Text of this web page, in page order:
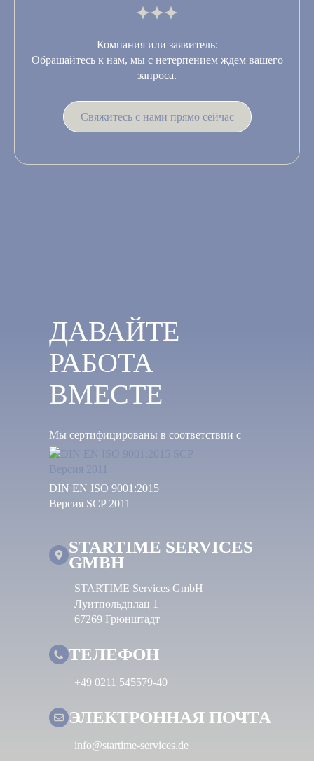
Компания или заявитель:
Обращайтесь к нам, мы с нетерпением ждем вашего
запроса.
Свяжитесь с нами прямо сейчас
ДАВАЙТЕ
РАБОТА
ВМЕСТЕ
Мы сертифицированы в соответствии с
DIN EN ISO 9001:2015
Версия SCP 2011
STARTIME SERVICES
GMBH
STARTIME Services GmbH
Луитпольдплац 1
67269 Грюнштадт
ТЕЛЕФОН
+49 0211 545579-40
ЭЛЕКТРОННАЯ ПОЧТА
info@startime-services.de